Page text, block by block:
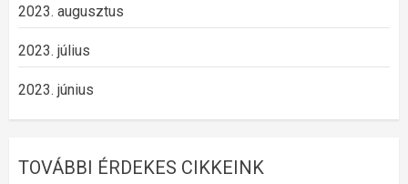
2023. augusztus
2023. július
2023. június
TOVÁBBI ÉRDEKES CIKKEINK